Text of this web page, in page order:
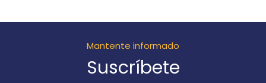
Mantente informado
Suscríbete